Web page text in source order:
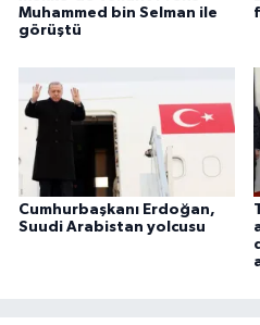
Muhammed bin Selman ile
görüştü
Cumhurbaşkanı Erdoğan,
Suudi Arabistan yolcusu